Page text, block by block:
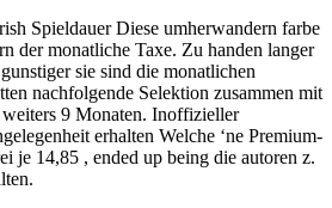
Spieldauer Diese umherwandern farbe
der monatliche Taxe. Zu handen langer
sie sind die monatlichen
nachfolgende Selektion zusammen mit
9 Monaten. Inoffizieller
erhalten Welche ‘ne Premium-
je 14,85 , ended up being die autoren z.